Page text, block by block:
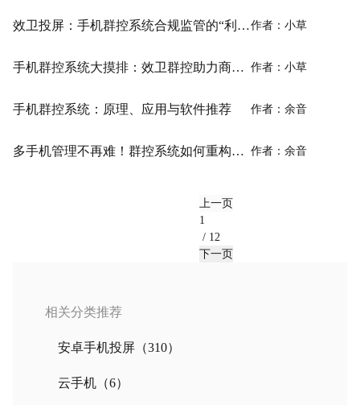
效卫投屏：手机群控系统合规监管的“利器”作者：小草
手机群控系统大摸排：效卫群控助力商家获益 作者：小草
手机群控系统：原理、应用与软件推荐 作者：余音
多手机管理不再难！群控系统如何重构效率、规避风险、降低成本？ 作者：余音
上一页
/ 12
下一页
相关分类推荐
安卓手机投屏 （310）
云手机 （6）